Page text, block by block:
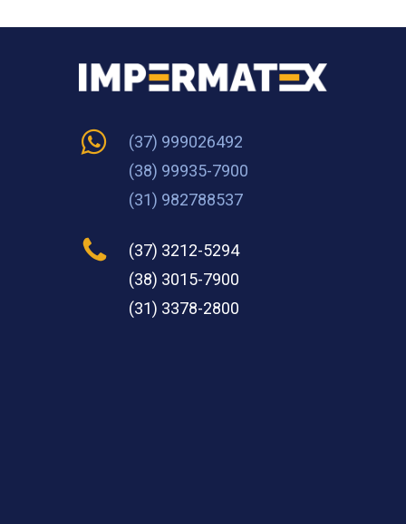
(37) 999026492
(38) 99935-7900
(31) 982788537
(37) 3212-5294
(38) 3015-7900
(31) 3378-2800